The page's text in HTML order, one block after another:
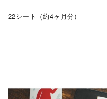
22シート（約4ヶ月分）